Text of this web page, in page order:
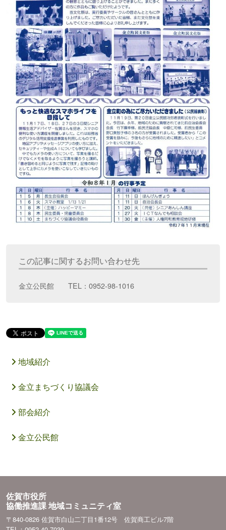
この記事に関するお問い合わせ先
金立公民館 TEL：0952-98-1016
地域紹介
金立まちづくり協議会
部会紹介
金立公民館
佐賀市役所
協働推進課 地域コミュニティ室
〒840-0826 佐賀市白山二丁目1番12号 佐賀商工ビル7階